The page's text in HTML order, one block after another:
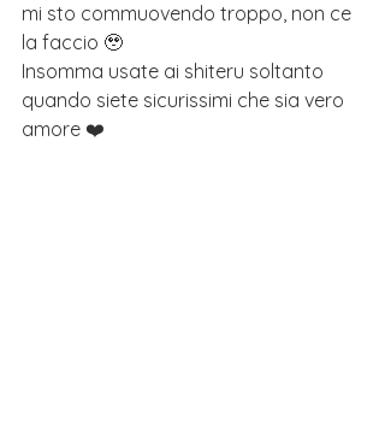
mi sto commuovendo troppo, non ce
la faccio 🥹
Insomma usate ai shiteru soltanto
quando siete sicurissimi che sia vero
amore ❤️